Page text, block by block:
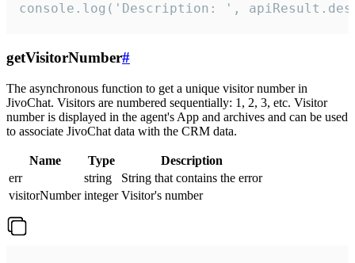
console.log('Description: ',
getVisitorNumber#
The asynchronous function to get a unique visitor number in
JivoChat. Visitors are numbered sequentially: 1, 2, 3, etc. Visitor
number is displayed in the agent's App and archives and can be used
to associate JivoChat data with the CRM data.
Name Type
Description
err
string
String that contains the error
visitorNumber integer Visitor's number